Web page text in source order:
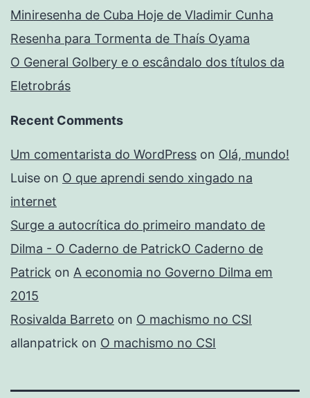
Miniresenha de Cuba Hoje de Vladimir Cunha
Resenha para Tormenta de Thaís Oyama
O General Golbery e o escândalo dos títulos da
Eletrobrás
Recent Comments
Um comentarista do WordPress on Olá, mundo!
Luise on O que aprendi sendo xingado na
internet
Surge a autocrítica do primeiro mandato de
Dilma - O Caderno de PatrickO Caderno de
Patrick on A economia no Governo Dilma em
2015
Rosivalda Barreto on O machismo no CSI
allanpatrick on O machismo no CSI